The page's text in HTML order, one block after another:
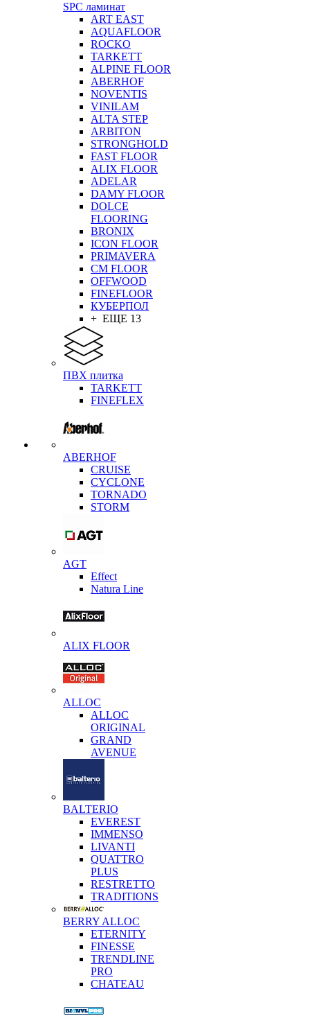
SPC ламинат
ART EAST
AQUAFLOOR
ROCKO
TARKETT
ALPINE FLOOR
ABERHOF
NOVENTIS
VINILAM
ALTA STEP
ARBITON
STRONGHOLD
FAST FLOOR
ALIX FLOOR
ADELAR
DAMY FLOOR
DOLCE
FLOORING
BRONIX
ICON FLOOR
PRIMAVERA
CM FLOOR
OFFWOOD
FINEFLOOR
КУБЕРПОЛ
+ ЕЩЕ 13
ПВХ плитка
TARKETT
FINEFLEX
ABERHOF
CRUISE
CYCLONE
TORNADO
STORM
AGT
Effect
Natura Line
ALIX FLOOR
ALLOC
ALLOC
ORIGINAL
GRAND
AVENUE
BALTERIO
EVEREST
IMMENSO
LIVANTI
QUATTRO
PLUS
RESTRETTO
TRADITIONS
BERRY ALLOC
ETERNITY
FINESSE
TRENDLINE
PRO
CHATEAU